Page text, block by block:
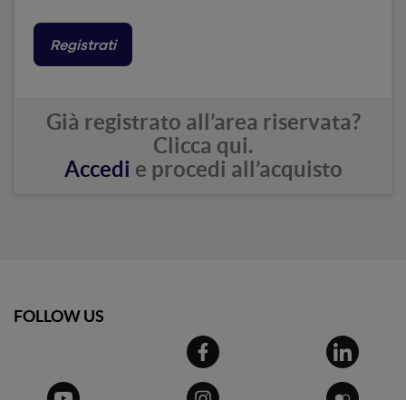
Registrati
Già registrato all’area riservata?
Clicca qui.
Accedi e procedi all’acquisto
Password
FOLLOW US